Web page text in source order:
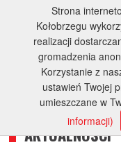
AKTUALNOŚCI
Strona
Kołobrzegu
realizacji
gromadzenia
Korzystanie z
ustawień Twojej
umieszczane w
informacji)